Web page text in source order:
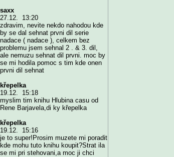
saxx
27.12. 13:20
zdravim, nevite nekdo nahodou kde
by se dal sehnat prvni dil serie
nadace ( nadace ), celkem bez
problemu jsem sehnal 2 . & 3. dil,
ale nemuzu sehnat dil prvni. moc by
se mi hodila pomoc s tim kde onen
prvni dil sehnat
křepelka
19.12. 15:18
myslim tim knihu Hlubina casu od
Rene Barjavela,di ky křepelka
křepelka
19.12. 15:16
je to super!Prosim muzete mi poradit
kde mohu tuto knihu koupit?Strat ila
se mi pri stehovani,a moc ji chci